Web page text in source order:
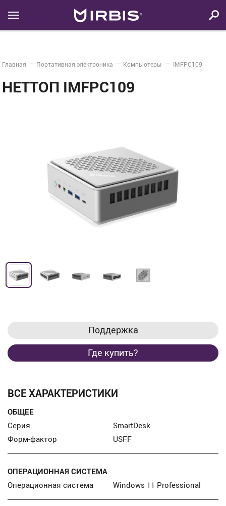
Главная Портативная электроника Компьютеры IMFPC109
НЕТТОП IMFPC109
Поддержка
Где купить?
ВСЕ ХАРАКТЕРИСТИКИ
ОБЩЕЕ
Серия
SmartDesk
Форм-фактор
USFF
ОПЕРАЦИОННАЯ СИСТЕМА
Операционная система
Windows 11 Professional